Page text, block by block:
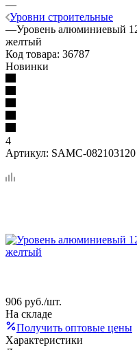
—
Уровни строительные
—Уровень алюминиевый
желтый
Код товара: 36787
Новинки
4
Артикул: SAMC-082103120
906 руб./шт.
На складе
Получить оптовые цены
Характеристики